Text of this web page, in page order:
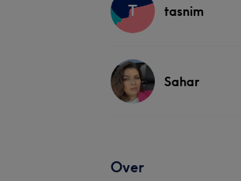
T tasnim
Sahar
Over